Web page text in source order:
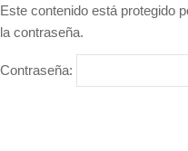
Este contenido está protegido
la contraseña.
Contraseña: